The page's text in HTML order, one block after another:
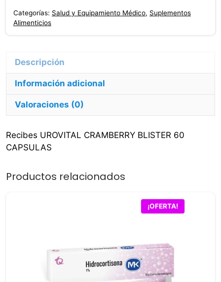
Capsulas
Categorías: Salud y Equipamiento Médico, Suplementos
Alimenticios
Descripción
Información adicional
Valoraciones (0)
Recibes UROVITAL CRAMBERRY BLISTER 60
CAPSULAS
Productos relacionados
¡OFERTA!